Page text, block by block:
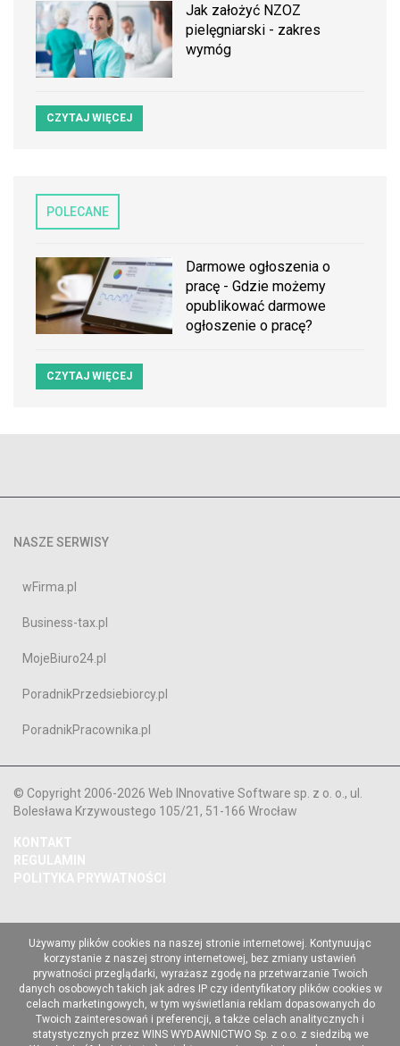
Jak założyć NZOZ
pielęgniarski - zakres
wymóg
CZYTAJ WIĘCEJ
POLECANE
Darmowe ogłoszenia o
pracę - Gdzie możemy
opublikować darmowe
ogłoszenie o pracę?
CZYTAJ WIĘCEJ
NASZE SERWISY
wFirma.pl
Business-tax.pl
MojeBiuro24.pl
PoradnikPrzedsiebiorcy.pl
PoradnikPracownika.pl
© Copyright 2006-2026 Web INnovative Software sp. z o. o., ul.
Bolesława Krzywoustego 105/21, 51-166 Wrocław
KONTAKT
REGULAMIN
POLITYKA PRYWATNOŚCI
Używamy plików cookies na naszej stronie internetowej. Kontynuując
korzystanie z naszej strony internetowej, bez zmiany ustawień
prywatności przeglądarki, wyrażasz zgodę na przetwarzanie Twoich
danych osobowych takich jak adres IP czy identyfikatory plików cookies w
celach marketingowych, w tym wyświetlania reklam dopasowanych do
Twoich zainteresowań i preferencji, a także celach analitycznych i
statystycznych przez WINS WYDAWNICTWO Sp. z o.o. z siedzibą we